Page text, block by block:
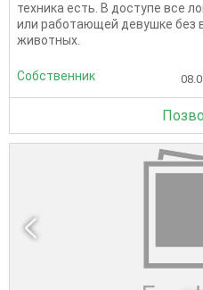
техника есть. В доступе все
или работающей девушке без
животных.
Собственник